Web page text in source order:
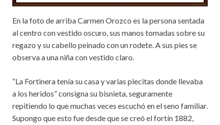
En la foto de arriba Carmen Orozco es la persona sentada
al centro con vestido oscuro, sus manos tomadas sobre su
regazo y su cabello peinado con un rodete. A sus pies se
observa a una niña con vestido claro.
“La Fortinera tenía su casa y varias piecitas donde llevaba
a los heridos” consigna su bisnieta, seguramente
repitiendo lo que muchas veces escuchó en el seno familiar.
Supongo que esto fue desde que se creó el fortín 1882,